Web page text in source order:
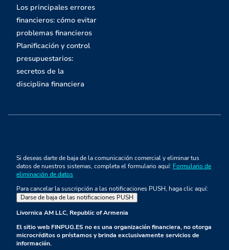
Los principales errores
financieros: cómo evitar
problemas financieros
Planificación y control
presupuestarios:
secretos de la
disciplina financiera
Si deseas darte de baja de la comunicación comercial y eliminar tus
datos de nuestros sistemas, completa el formulario aquí: Formulario de
eliminación de datos
Para cancelar la suscripción a las notificaciones PUSH, haga clic aquí:
Darse de baja de las notificaciones PUSH
Livornica AM LLC, Republic of Armenia
El sitio web FINPUG.ES no es una organización financiera, no otorga
microcréditos o préstamos y brinda exclusivamente servicios de
información.